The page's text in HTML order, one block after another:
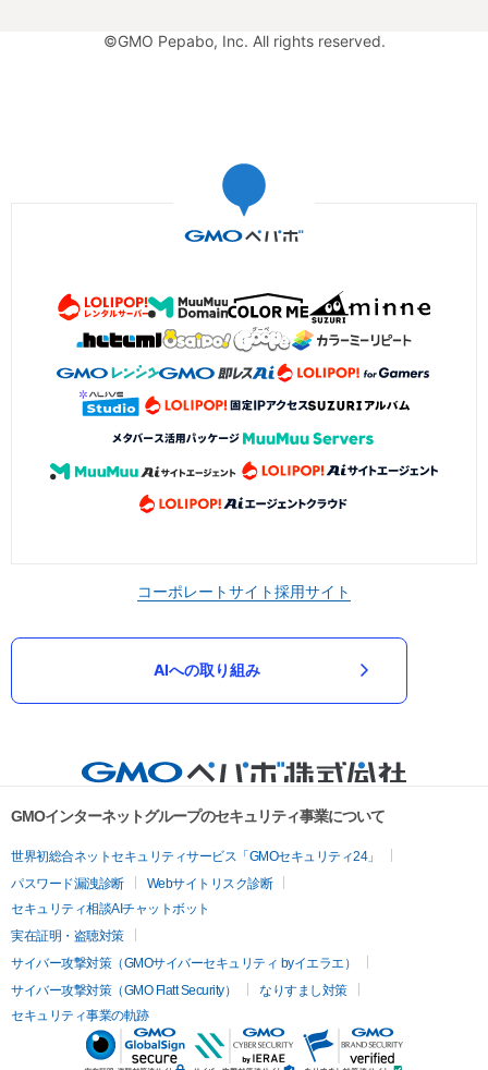
©GMO Pepabo, Inc. All rights reserved.
コーポレートサイト採用サイト
AIへの取り組み
GMOインターネットグループのセキュリティ事業について
世界初総合ネットセキュリティサービス「GMOセキュリティ24」
パスワード漏洩診断
Webサイトリスク診断
セキュリティ相談AIチャットボット
実在証明・盗聴対策
サイバー攻撃対策（GMOサイバーセキュリティ byイエラエ）
サイバー攻撃対策（GMO Flatt Security）
なりすまし対策
セキュリティ事業の軌跡